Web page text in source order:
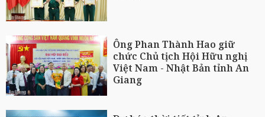
Ông Phan Thành Hao giữ
chức Chủ tịch Hội Hữu nghị
Việt Nam - Nhật Bản tỉnh An
Giang